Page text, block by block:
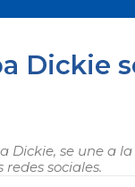
Dickie
Dickie, se une a
sociales.